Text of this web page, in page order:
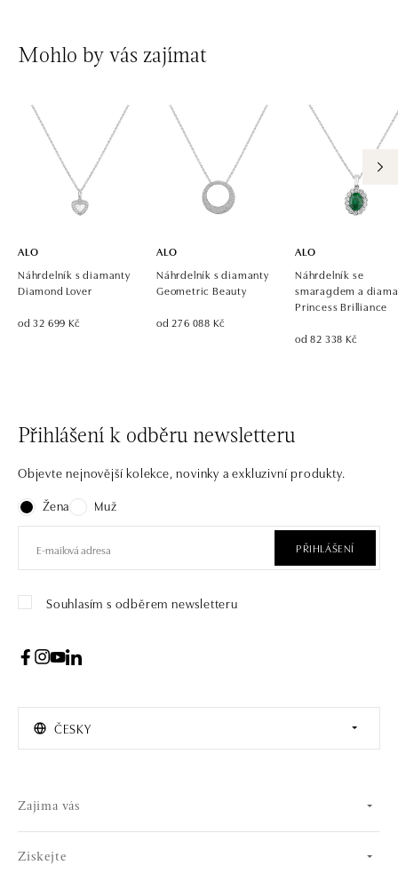
Mohlo by vás zajímat
ALO
Náhrdelník s diamanty
Diamond Lover
od 32 699 Kč
ALO
Náhrdelník s diamanty
Geometric Beauty
od 276 088 Kč
ALO
Náhrdelník se
smaragdem a
Princess Brilliance
od 82 338 Kč
Přihlášení k odběru newsletteru
Objevte nejnovější kolekce, novinky a exkluzivní produkty.
Žena
Muž
PŘIHLÁŠENÍ
Souhlasím s odběrem newsletteru
ČESKY
Zajíma vás
Získejte